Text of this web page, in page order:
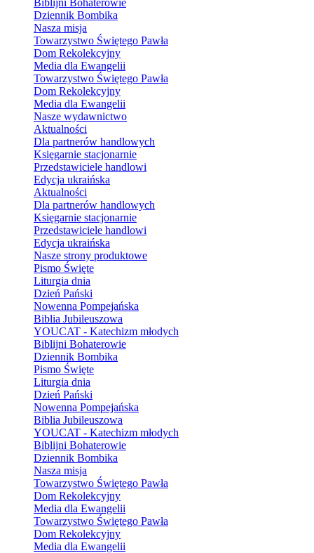
Biblijni Bohaterowie
Dziennik Bombika
Nasza misja
Towarzystwo Świętego Pawła
Dom Rekolekcyjny
Media dla Ewangelii
Towarzystwo Świętego Pawła
Dom Rekolekcyjny
Media dla Ewangelii
Nasze wydawnictwo
Aktualności
Dla partnerów handlowych
Księgarnie stacjonarnie
Przedstawiciele handlowi
Edycja ukraińska
Aktualności
Dla partnerów handlowych
Księgarnie stacjonarnie
Przedstawiciele handlowi
Edycja ukraińska
Nasze strony produktowe
Pismo Święte
Liturgia dnia
Dzień Pański
Nowenna Pompejańska
Biblia Jubileuszowa
YOUCAT - Katechizm młodych
Biblijni Bohaterowie
Dziennik Bombika
Pismo Święte
Liturgia dnia
Dzień Pański
Nowenna Pompejańska
Biblia Jubileuszowa
YOUCAT - Katechizm młodych
Biblijni Bohaterowie
Dziennik Bombika
Nasza misja
Towarzystwo Świętego Pawła
Dom Rekolekcyjny
Media dla Ewangelii
Towarzystwo Świętego Pawła
Dom Rekolekcyjny
Media dla Ewangelii